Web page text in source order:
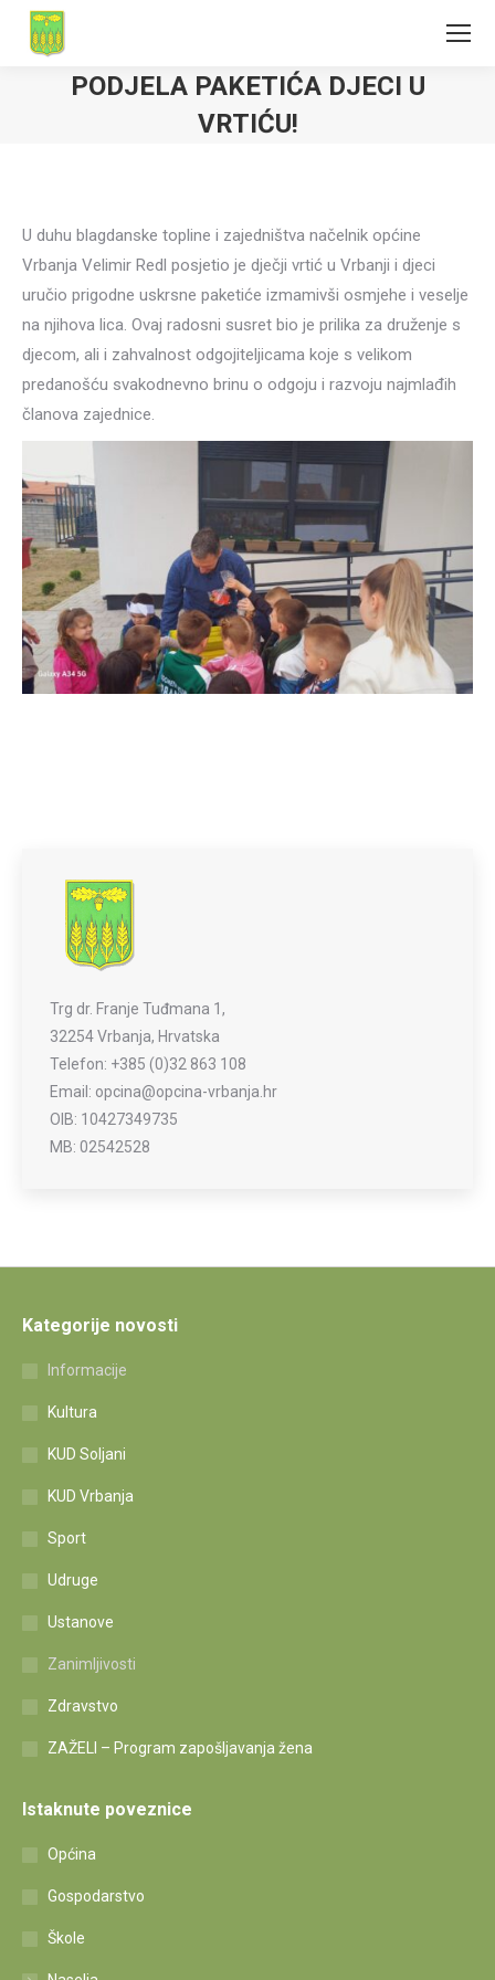
PODJELA PAKETIĆA DJECI U
VRTIĆU!
U duhu blagdanske topline i zajedništva načelnik općine
Vrbanja Velimir Redl posjetio je dječji vrtić u Vrbanji i djeci
uručio prigodne uskrsne paketiće izmamivši osmjehe i veselje
na njihova lica. Ovaj radosni susret bio je prilika za druženje s
djecom, ali i zahvalnost odgojiteljicama koje s velikom
predanošću svakodnevno brinu o odgoju i razvoju najmlađih
članova zajednice.
Trg dr. Franje Tuđmana 1,
32254 Vrbanja, Hrvatska
Telefon: +385 (0)32 863 108
Email: opcina@opcina-vrbanja.hr
OIB: 10427349735
MB: 02542528
Kategorije novosti
Informacije
Kultura
KUD Soljani
KUD Vrbanja
Sport
Udruge
Ustanove
Zanimljivosti
Zdravstvo
ZAŽELI – Program zapošljavanja žena
Istaknute poveznice
Općina
Gospodarstvo
Škole